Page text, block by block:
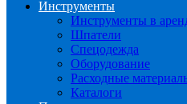
Инструменты
Инструменты в
Шпатели
Спецодежда
Оборудование
Расходные
Каталоги